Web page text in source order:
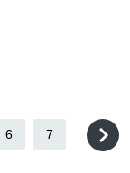
6 7